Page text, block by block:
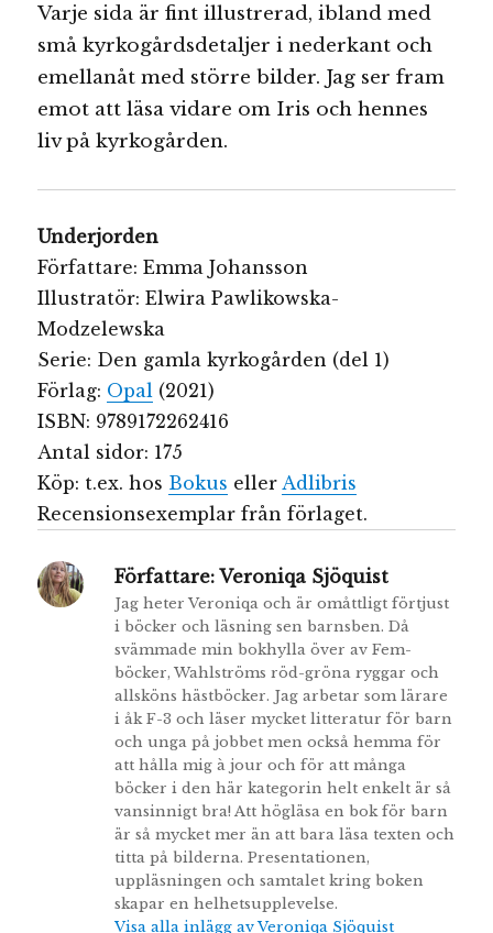
Varje sida är fint illustrerad, ibland med
små kyrkogårdsdetaljer i nederkant och
emellanåt med större bilder. Jag ser fram
emot att läsa vidare om Iris och hennes
liv på kyrkogården.
Underjorden
Författare: Emma Johansson
Illustratör: Elwira Pawlikowska-
Modzelewska
Serie: Den gamla kyrkogården (del 1)
Förlag: Opal (2021)
ISBN: 9789172262416
Antal sidor: 175
Köp: t.ex. hos Bokus ellerAdlibris
Recensionsexemplar från förlaget.
Författare: Veroniqa Sjöquist
Jag heter Veroniqa och är omåttligt förtjust
i böcker och läsning sen barnsben. Då
svämmade min bokhylla över av Fem-
böcker, Wahlströms röd-gröna ryggar och
allsköns hästböcker. Jag arbetar som lärare
i åk F-3 och läser mycket litteratur för barn
och unga på jobbet men också hemma för
att hålla mig à jour och för att många
böcker i den här kategorin helt enkelt är så
vansinnigt bra! Att högläsa en bok för barn
är så mycket mer än att bara läsa texten och
titta på bilderna. Presentationen,
uppläsningen och samtalet kring boken
skapar en helhetsupplevelse.
Visa alla inlägg av Veroniqa Sjöquist